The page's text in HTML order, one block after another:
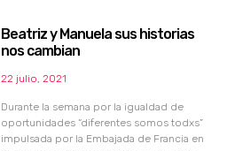
Beatriz y Manuela sus historias
nos cambian
22 julio, 2021
Durante la semana por la igualdad de
oportunidades “diferentes somos todxs”
impulsada por la Embajada de Francia en